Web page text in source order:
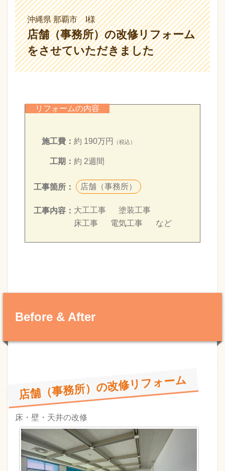
沖縄県 那覇市 I様
店舗（事務所）の改修リフォーム
をさせていただきました
リフォームの内容
施工費： 約 190万円 （税込）
工期： 約 2週間
工事箇所： 店舗（事務所）
工事内容： 大工工事
塗装工事
床工事
電気工事 など
Before & After
店舗（事務所）の改修リフォーム
床・壁・天井の改修